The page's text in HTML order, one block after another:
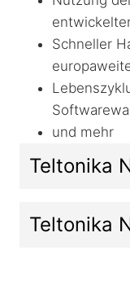
Schneller
und mehr
Teltonika
Teltonika